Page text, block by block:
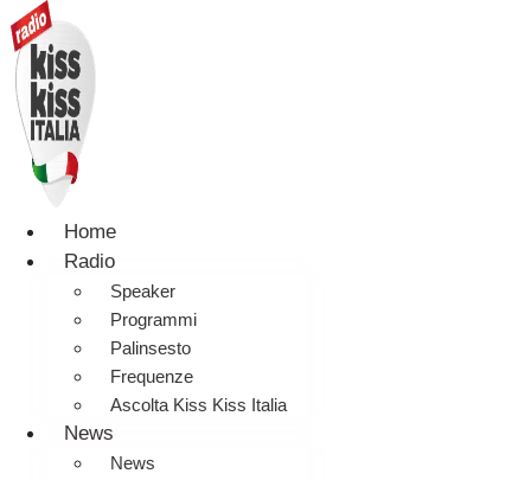
Home
Radio
Speaker
Programmi
Palinsesto
Frequenze
Ascolta Kiss Kiss Italia
News
News